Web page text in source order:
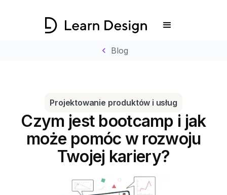
chevron_left Blog
Projektowanie produktów i usług
Czym jest bootcamp i jak
może pomóc w rozwoju
Twojej kariery?